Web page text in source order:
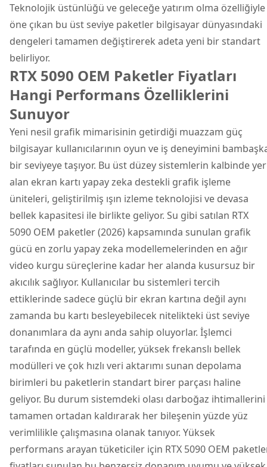
Teknolojik üstünlüğü ve geleceğe yatırım olma özelliğiyle
öne çıkan bu üst seviye paketler bilgisayar dünyasındaki
dengeleri tamamen değiştirerek adeta yeni bir standart
belirliyor.
RTX 5090 OEM Paketler Fiyatları
Hangi Performans Özelliklerini
Sunuyor
Yeni nesil grafik mimarisinin getirdiği muazzam güç
bilgisayar kullanıcılarının oyun ve iş deneyimini
bir seviyeye taşıyor. Bu üst düzey sistemlerin kalbinde yer
alan ekran kartı yapay zeka destekli grafik işleme
üniteleri, geliştirilmiş ışın izleme teknolojisi ve devasa
bellek kapasitesi ile birlikte geliyor. Su gibi satılan RTX
5090 OEM paketler (2026) kapsamında sunulan grafik
gücü en zorlu yapay zeka modellemelerinden en ağır
video kurgu süreçlerine kadar her alanda kusursuz bir
akıcılık sağlıyor. Kullanıcılar bu sistemleri tercih
ettiklerinde sadece güçlü bir ekran kartına değil aynı
zamanda bu kartı besleyebilecek nitelikteki üst seviye
donanımlara da aynı anda sahip oluyorlar. İşlemci
tarafında en güçlü modeller, yüksek frekanslı bellek
modülleri ve çok hızlı veri aktarımı sunan depolama
birimleri bu paketlerin standart birer parçası haline
geliyor. Bu durum sistemdeki olası darboğaz ihtimallerini
tamamen ortadan kaldırarak her bileşenin yüzde yüz
verimlilikle çalışmasına olanak tanıyor. Yüksek
performans arayan tüketiciler için RTX 5090 OEM